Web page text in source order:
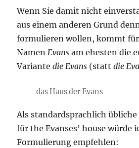
Wenn Sie damit nicht
aus einem anderen Grund
formulieren wollen, kommt
Namen Evans am ehesten die
Variantedie Evans (stattdie
das Haus der Evans
Als standardsprachlich
für the Evanses’ house würde
Formulierung empfehlen: